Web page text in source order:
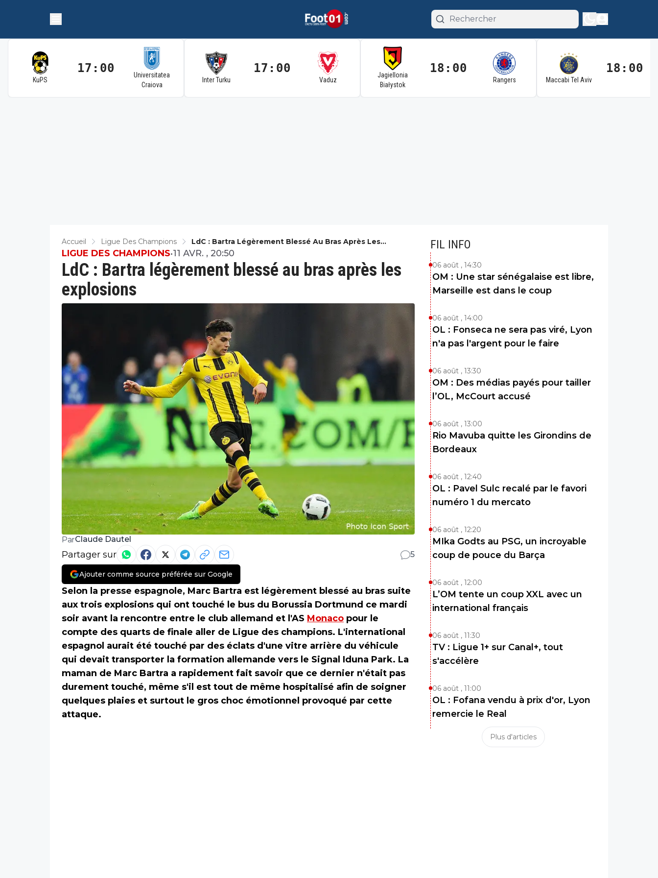
KuPS
17:00
Universitatea
Craiova
Inter Turku
17:00
Vaduz
Jagiellonia
Białystok
18:00
Rangers Maccabi Tel Aviv
18:00
Accueil Ligue Des Champions
LdC : Bartra Légèrement Blessé Au Bras Après Les
Explosions
LdC : Bartra légèrement blessé au bras après les
explosions
LIGUE DES CHAMPIONS•11 AVR. , 20:50
ParClaude Dautel
Partager sur 5
Ajouter comme source préférée sur Google
Selon la presse espagnole, Marc Bartra est légèrement blessé au bras suite
aux trois explosions qui ont touché le bus du Borussia Dortmund ce mardi
soir avant la rencontre entre le club allemand et l'AS Monaco pour le
compte des quarts de finale aller de Ligue des champions. L'international
espagnol aurait été touché par des éclats d'une vitre arrière du véhicule
qui devait transporter la formation allemande vers le Signal Iduna Park. La
maman de Marc Bartra a rapidement fait savoir que ce dernier n'était pas
durement touché, même s'il est tout de même hospitalisé afin de soigner
quelques plaies et surtout le gros choc émotionnel provoqué par cette
attaque.
FIL INFO
06 août , 14:30
OM : Une star sénégalaise est libre,
Marseille est dans le coup
06 août , 14:00
OL : Fonseca ne sera pas viré, Lyon
n'a pas l'argent pour le faire
06 août , 13:30
OM : Des médias payés pour tailler
l’OL, McCourt accusé
06 août , 13:00
Rio Mavuba quitte les Girondins de
Bordeaux
06 août , 12:40
OL : Pavel Sulc recalé par le favori
numéro 1 du mercato
06 août , 12:20
MIka Godts au PSG, un incroyable
coup de pouce du Barça
06 août , 12:00
L’OM tente un coup XXL avec un
international français
06 août , 11:30
TV : Ligue 1+ sur Canal+, tout
s'accélère
06 août , 11:00
OL : Fofana vendu à prix d'or, Lyon
remercie le Real
Plus d'articles